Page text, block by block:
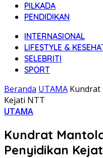
PILKADA
PENDIDIKAN
INTERNASIONAL
LIFESTYLE &
SELEBRITI
SPORT
Beranda UTAMA Kundrat
Kejati NTT
UTAMA
Kundrat
Penyidikan